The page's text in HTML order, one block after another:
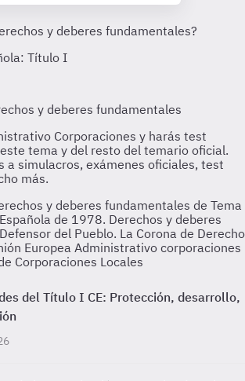
y deberes fundamentales de Tema
de 1978. Derechos y deberes
del Pueblo. La Corona de Derecho
Europea Administrativo corporaciones
Corporaciones Locales
del Título I CE: Protección, desarrollo,